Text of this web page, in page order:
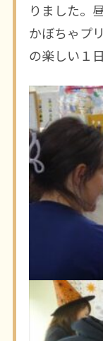
りました。
かぼちゃプ
の楽しい１